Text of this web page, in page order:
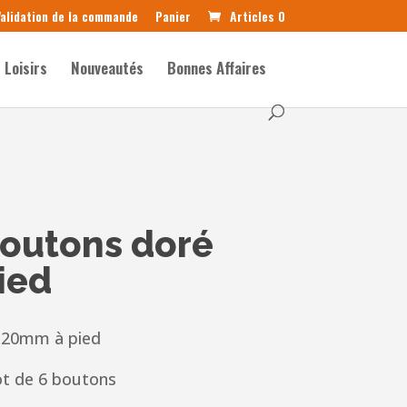
de la commande Panier Articles 0
Loisirs Nouveautés Bonnes Affaires
doré
à pied
de 6 boutons